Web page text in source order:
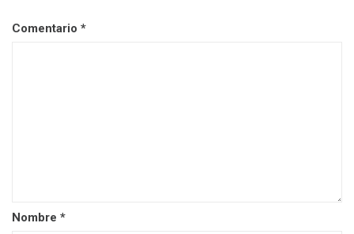
Comentario *
Nombre *